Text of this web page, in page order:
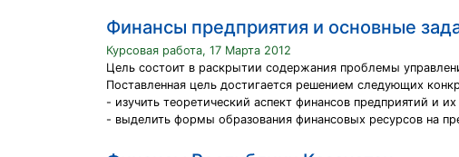
Финансы предприятия и основные
Курсовая работа, 17 Марта 2012
Цель состоит в раскрытии содержания проблемы
Поставленная цель достигается решением следующих
- изучить теоретический аспект финансов предприятий и их
- выделить формы образования финансовых ресурсов на